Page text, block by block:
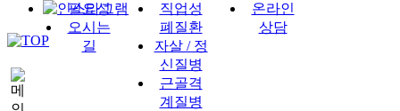
필요성
오시는
길
직업성
폐질환
자살 / 정
신질병
근골격
계질병
온라인
상담